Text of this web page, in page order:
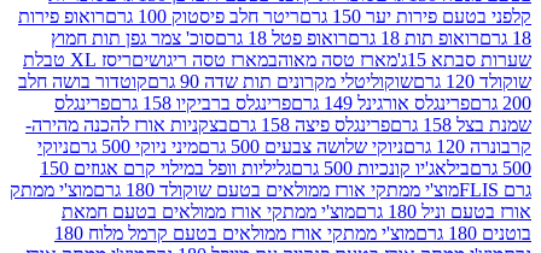
יער 150 גרם
ריטר חלב פיסטוק 100 גרם
רואופ פירות
תות 18 גרם
רואופ פטל 18 גרם
סוכ' צמר גפן תות חמוץ
מארז טסה מאוהב מארז טסה ריגושים
ריסז XL טבלת
שוקוליטלי מקרונים תות שדה 90 גרם
קוטדור בושה חלב
אורגינל 149 גרם
פרינגלס ברביקיו 158 גרם
פרינגלס
פרינגלס פיצה 158 גרם
בצקניות אורז להכנה מהירה-
ניוקי שלושה צבעים 500 גרם
מיני ניוקי 500 גרם
ניוקי
קונכיות 500 גרם
גליליות וופל במילוי קרם אגוזים 150
ממתקי אורז ממולאים בטעם שוקולד 180 גרם
מוצ'י ממתק
גרם
מוצ'י ממתקי אורז ממולאים בטעם חמאת
מוצ'י ממתקי אורז ממולאים בטעם קרמל מלוח 180